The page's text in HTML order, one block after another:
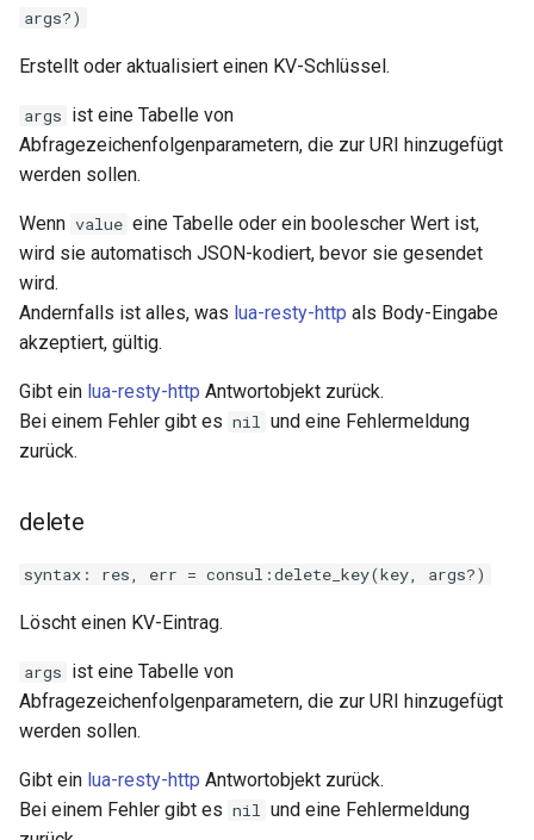
small-light
sorted-args
spnego-http-auth
srcache
srt
statsd
stream-lua
stream-sts
stream-upsync
sts
substitutions
args?)
Erstellt oder aktualisiert einen KV-Schlüssel.
args ist eine Tabelle von
Abfragezeichenfolgenparametern, die zur URI hinzugefügt
werden sollen.
Wenn value eine Tabelle oder ein boolescher Wert ist,
wird sie automatisch JSON-kodiert, bevor sie gesendet
wird.
Andernfalls ist alles, was lua-resty-http als Body-Eingabe
akzeptiert, gültig.
Gibt ein lua-resty-http Antwortobjekt zurück.
Bei einem Fehler gibt es nil und eine Fehlermeldung
zurück.
delete
syntax: res, err = consul:delete_key(key, args?)
Löscht einen KV-Eintrag.
args ist eine Tabelle von
Abfragezeichenfolgenparametern, die zur URI hinzugefügt
werden sollen.
Gibt ein lua-resty-http Antwortobjekt zurück.
Bei einem Fehler gibt es nil und eine Fehlermeldung